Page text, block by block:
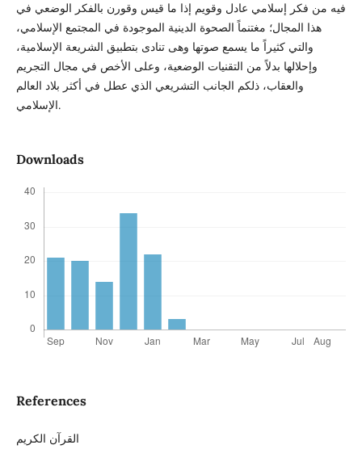
فيه من فكر إسلامي عادل وقويم إذا ما قيس وقورن بالفكر الوضعي في
هذا المجال؛ مغتنماً الصحوة الدينية الموجودة في المجتمع الإسلامي،
والتي كثيراً ما يسمع صوتها وهى تنادى بتطبيق الشريعة الإسلامية،
وإحلالها بدلاً من التقنيات الوضعية، وعلى الأخص في مجال التجريم
والعقاب، ذلكم الجانب التشريعي الذي عطل في أكثر بلاد العالم
الإسلامي.
Downloads
References
القرآن الكريم